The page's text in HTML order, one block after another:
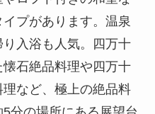
プがあります。温泉
入浴も人気。四万十
石絶品料理や四万十
など、極上の絶品料